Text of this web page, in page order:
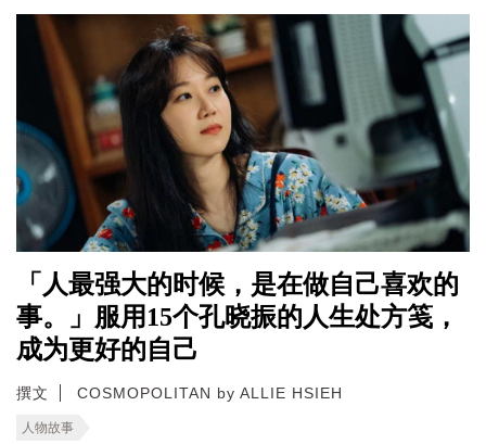
「人最强大的时候，是在做自己喜欢的
事。」服用15个孔晓振的人生处方笺，
成为更好的自己
撰文 COSMOPOLITAN by ALLIE HSIEH
人物故事